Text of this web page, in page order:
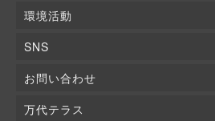
環境活動
SNS
お問い合わせ
万代テラス